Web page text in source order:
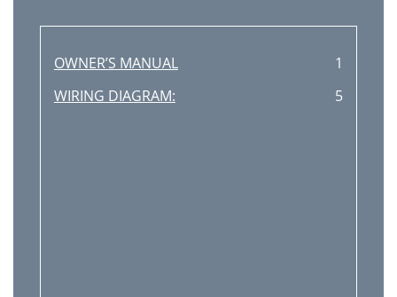
OWNER’S MANUAL
1
WIRING DIAGRAM:
5